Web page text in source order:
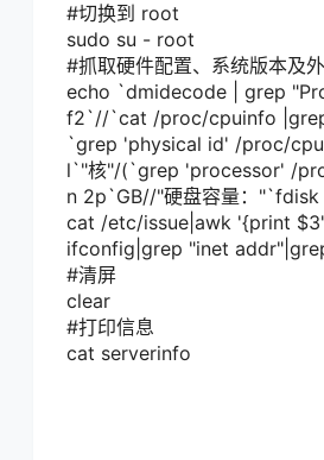
#切换到 root
sudo su - root
#抓取硬件配置、系统版本及
echo `dmidecode | grep
f2`//`cat /proc/cpuinfo
`grep 'physical id' /proc/
l`"核"/(`grep 'processor' /
n 2p`GB//"硬盘容量：
cat /etc/issue|awk '{print
ifconfig|grep "inet
#清屏
clear
#打印信息
cat serverinfo